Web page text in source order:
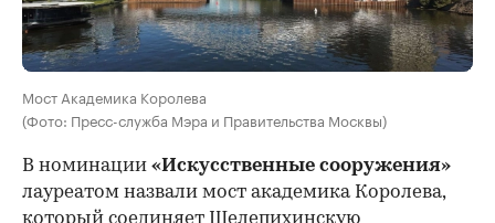
Мост Академика Королева
(Фото: Пресс-служба Мэра и Правительства Москвы)
В номинации «Искусственные сооружения»
лауреатом назвали мост академика Королева,
который соединяет Шелепихинскую